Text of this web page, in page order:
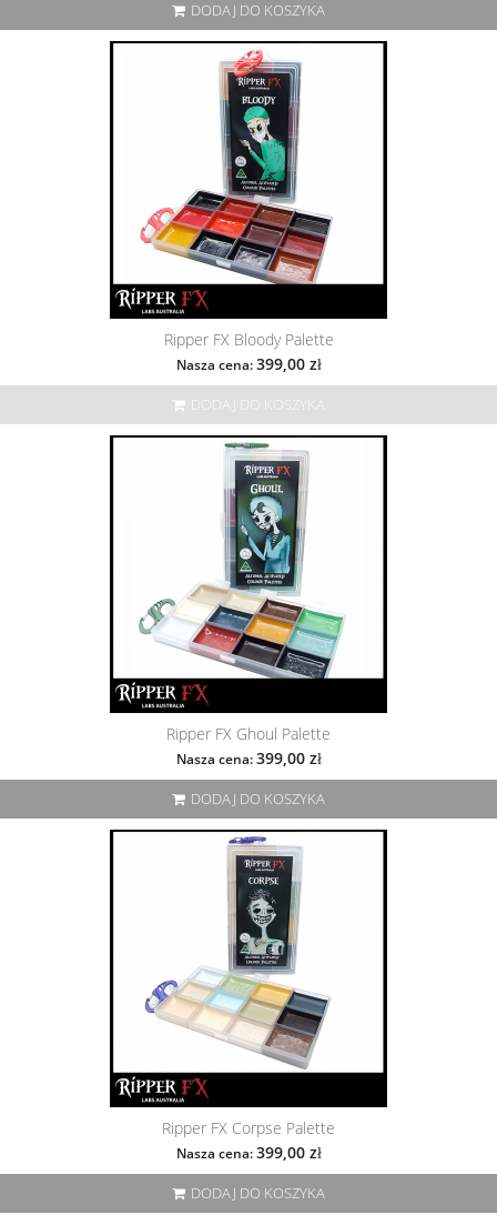
DODAJ DO KOSZYKA
Ripper FX Bloody Palette
Nasza cena: 399,00 zł
DODAJ DO KOSZYKA
Ripper FX Ghoul Palette
Nasza cena: 399,00 zł
DODAJ DO KOSZYKA
Ripper FX Corpse Palette
Nasza cena: 399,00 zł
DODAJ DO KOSZYKA